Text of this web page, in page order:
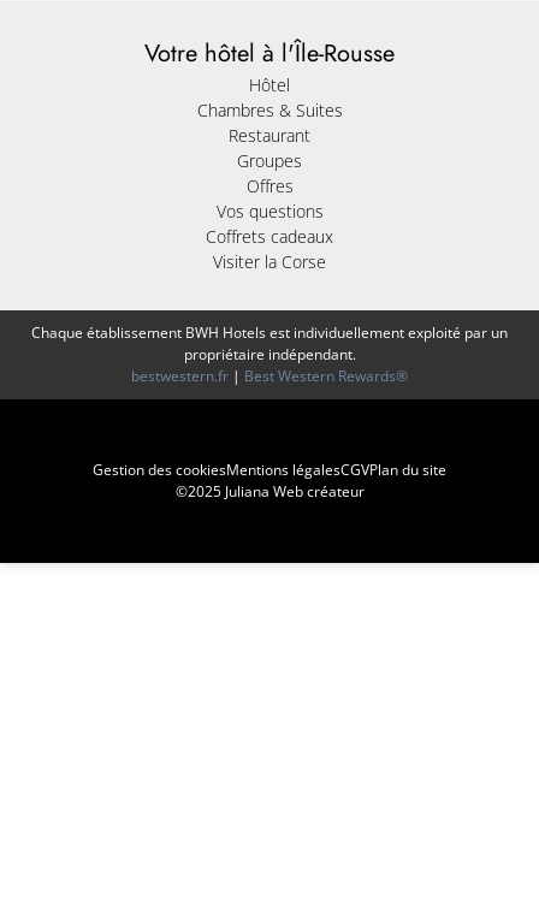
Votre hôtel à l'Île-Rousse
Hôtel
Chambres & Suites
Restaurant
Groupes
Offres
Vos questions
Coffrets cadeaux
Visiter la Corse
Chaque établissement BWH Hotels est individuellement exploité par un
propriétaire indépendant.
bestwestern.fr | Best Western Rewards®
Gestion des cookiesMentions légalesCGVPlan du site
©2025 Juliana Web créateur